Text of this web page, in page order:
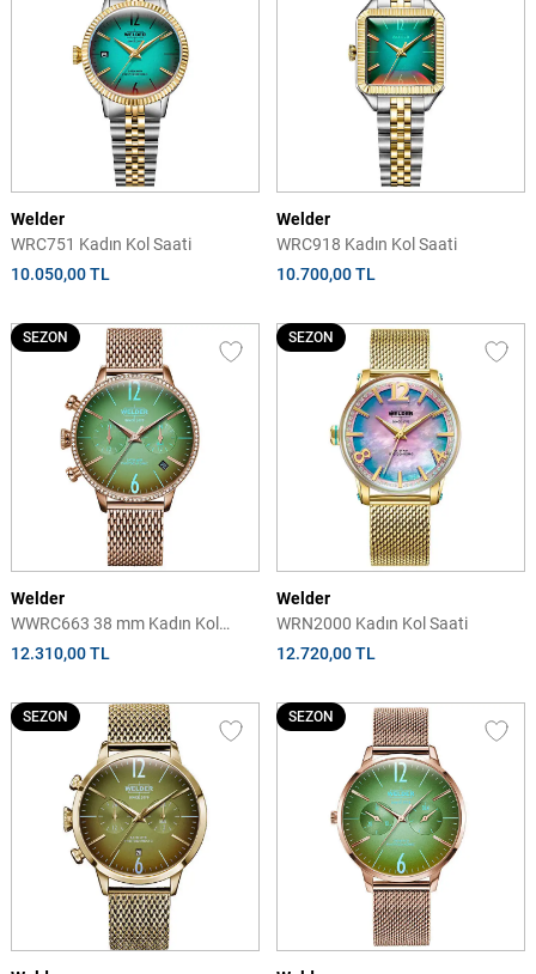
Welder
WRC751 Kadın Kol Saati
10.050,00 TL
Welder
WRC918 Kadın Kol Saati
10.700,00 TL
SEZON
Welder
WWRC663 38 mm Kadın Kol
Saati
12.310,00 TL
SEZON
Welder
WRN2000 Kadın Kol Saati
12.720,00 TL
SEZON SEZON